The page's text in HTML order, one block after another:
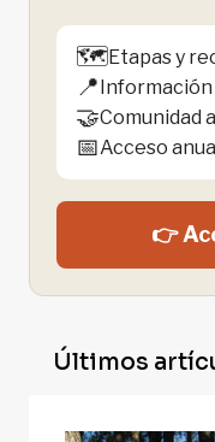
🗺️Etapas y
📍
🤝Comunidad
📅Acceso
👉
Últimos